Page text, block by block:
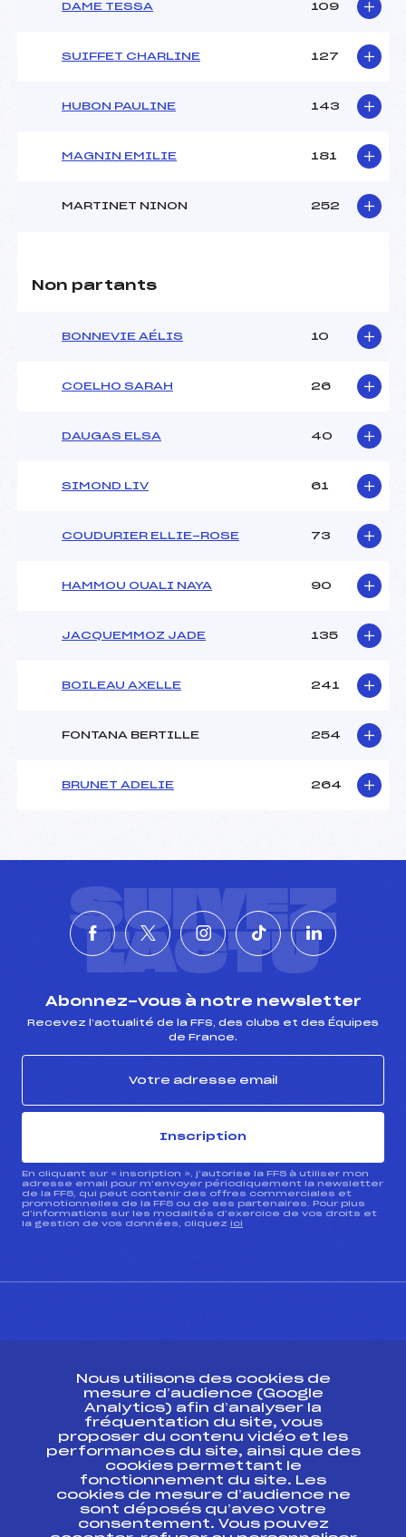
DAME TESSA 109
SUIFFET CHARLINE 127
HUBON PAULINE 143
MAGNIN EMILIE 181
MARTINET NINON 252
Non partants
BONNEVIE AÉLIS 10
COELHO SARAH 26
DAUGAS ELSA 40
SIMOND LIV 61
COUDURIER ELLIE-ROSE 73
HAMMOU OUALI NAYA 90
JACQUEMMOZ JADE 135
BOILEAU AXELLE 241
FONTANA BERTILLE 254
BRUNET ADELIE 264
SUIVEZ
L'ACTU
Abonnez-vous à notre newsletter
Recevez l’actualité de la FFS, des clubs et des Équipes
de France.
Inscription
En cliquant sur « inscription », j’autorise la FFS à utiliser mon
adresse email pour m’envoyer périodiquement la newsletter
de la FFS, qui peut contenir des offres commerciales et
promotionnelles de la FFS ou de ses partenaires. Pour plus
d’informations sur les modalités d’exercice de vos droits et
la gestion de vos données, cliquez ici
Ressources
Pass’Neige
Projet sportif fédéral
Projet de performance fédéral
Antidopage
Nous utilisons des cookies de
mesure d’audience (Google
Analytics) afin d’analyser la
fréquentation du site, vous
proposer du contenu vidéo et les
performances du site, ainsi que des
cookies permettant le
fonctionnement du site. Les
cookies de mesure d’audience ne
sont déposés qu’avec votre
consentement. Vous pouvez